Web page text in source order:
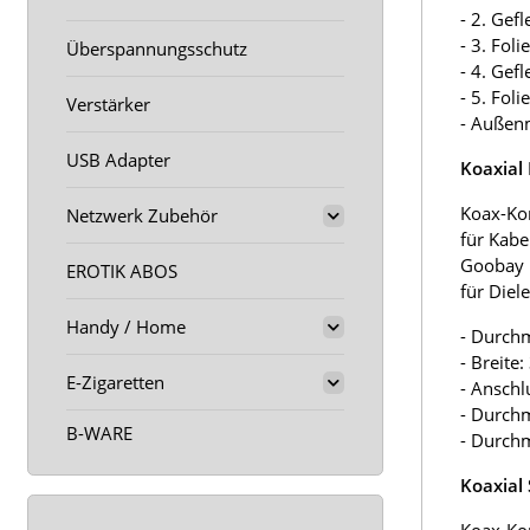
- 2.
- 3.
- 4.
- 5.
-
Koaxial
Koax-
für
für
-
-
-
-
-
Koaxial
Überspannungsschutz
Verstärker
USB Adapter
Netzwerk Zubehör
EROTIK ABOS
Handy / Home
E-Zigaretten
B-WARE